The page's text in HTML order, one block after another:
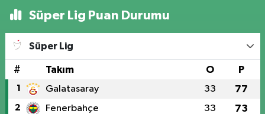
Süper Lig Puan Durumu
Süper Lig
# Takım O P
1 Galatasaray 33 77
2 Fenerbahçe 33 73